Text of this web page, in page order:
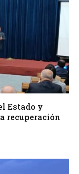
Estado y
recuperación